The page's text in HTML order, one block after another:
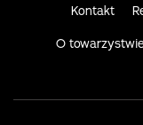
Kontakt
O